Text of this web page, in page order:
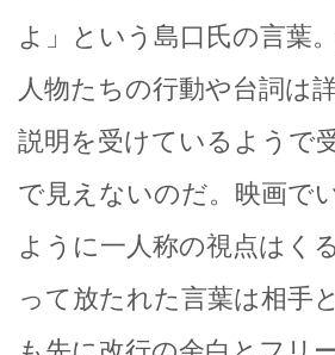
よ」という島口氏の言葉
人物たちの行動や台詞は
説明を受けているようで
で見えないのだ。映画で
ように一人称の視点はく
って放たれた言葉は相手